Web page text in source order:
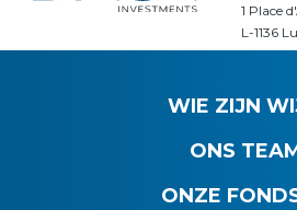
1 Place
L-1136
WIE ZIJN
ONS
ONZE